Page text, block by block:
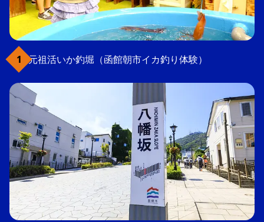
元祖活いか釣堀（函館朝市イカ釣り体験）